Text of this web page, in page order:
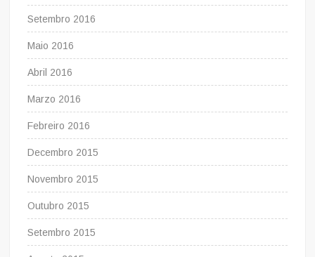
Setembro 2016
Maio 2016
Abril 2016
Marzo 2016
Febreiro 2016
Decembro 2015
Novembro 2015
Outubro 2015
Setembro 2015